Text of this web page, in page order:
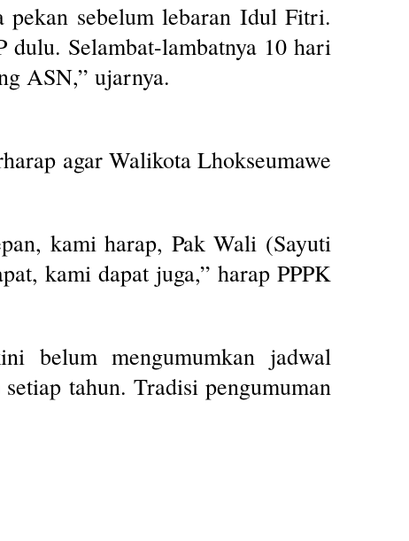
pekan sebelum lebaran Idul Fitri.
dulu. Selambat-lambatnya 10 hari
ASN,” ujarnya.
agar Walikota Lhokseumawe
kami harap, Pak Wali (Sayuti
kami dapat juga,” harap PPPK
belum mengumumkan jadwal
tahun. Tradisi pengumuman